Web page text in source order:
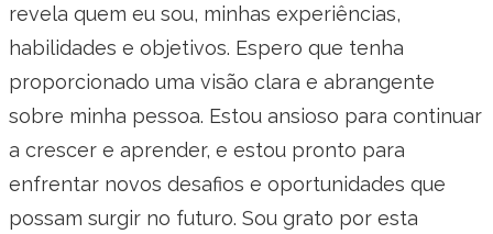
revela quem eu sou, minhas experiências,
habilidades e objetivos. Espero que tenha
proporcionado uma visão clara e abrangente
sobre minha pessoa. Estou ansioso para continuar
a crescer e aprender, e estou pronto para
enfrentar novos desafios e oportunidades que
possam surgir no futuro. Sou grato por esta